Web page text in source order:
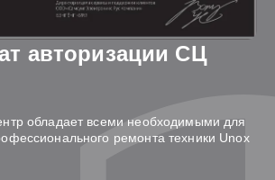
авторизации СЦ
обладает всеми необходимыми для
ремонта техники Unox